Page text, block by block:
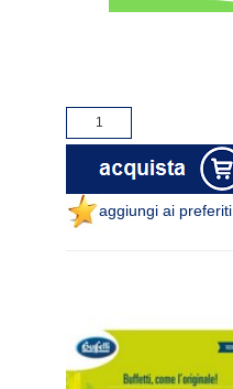
aggiungi ai preferiti